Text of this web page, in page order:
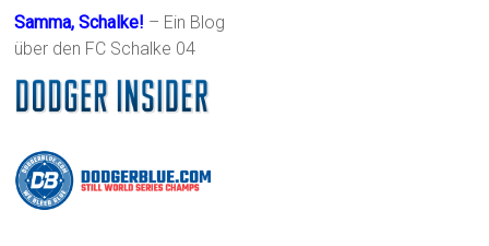
Samma, Schalke! – Ein Blog
über den FC Schalke 04